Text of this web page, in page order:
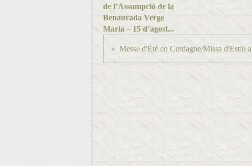
de l’Assumpció de la
Benaurada Verge
Maria – 15 d’agost...